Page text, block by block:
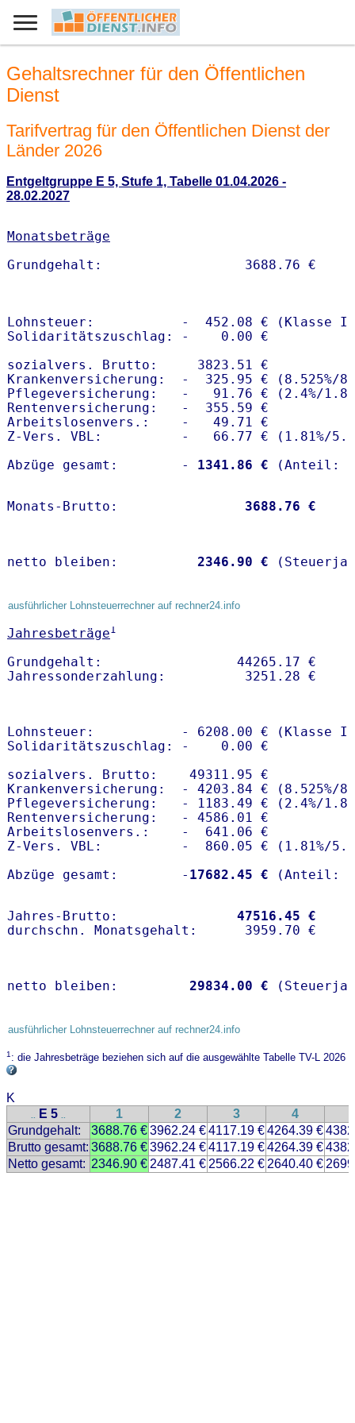
Gehaltsrechner für den Öffentlichen
Dienst
Tarifvertrag für den Öffentlichen Dienst der
Länder 2026
Entgeltgruppe E 5, Stufe 1, Tabelle 01.04.2026 -
28.02.2027
Monatsbeträge
Lohnsteuer:           -  452.08 € (Klasse I)
Solidaritätszuschlag: -    0.00 €
sozialvers. Brutto:     3823.51 €
Krankenversicherung:  -  325.95 € (8.525%/
Pflegeversicherung:   -   91.76 € (2.4%/
Rentenversicherung:   -  355.59 €
Arbeitslosenvers.:    -   49.71 €
Z-Vers. VBL:          -   66.77 € ( 1.81%/
Abzüge gesamt:        -
1341.86 €
Monats-Brutto: 3688.76 €
netto bleiben: 2346.90 €
ausführlicher Lohnsteuerrechner auf rechner24.info
Jahresbeträge1
Grundgehalt:                 44265.17 €
Lohnsteuer:           - 6208.00 € (Klasse I)
Solidaritätszuschlag: -    0.00 €
sozialvers. Brutto:    49311.95 €
Krankenversicherung:  - 4203.84 € (8.525%/
Pflegeversicherung:   - 1183.49 € (2.4%/
Rentenversicherung:   - 4586.01 €
Arbeitslosenvers.:    -  641.06 €
Z-Vers. VBL:          -  860.05 € ( 1.81%/
Abzüge gesamt:        - 17682.45 €
Jahres-Brutto: 47516.45 €
netto bleiben: 29834.00 €
ausführlicher Lohnsteuerrechner auf rechner24.info
1: die Jahresbeträge beziehen sich auf die ausgewählte Tabelle TV-L 2026
K
.. E 5 .. 1 2 3 4
Grundgehalt:
3688.76 €3962.24 €4117.19 €4264.39 €
Brutto gesamt: 3688.76 €3962.24 €4117.19 €4264.39 €
Netto gesamt: 2346.90 € 2487.41 € 2566.22 € 2640.40 €